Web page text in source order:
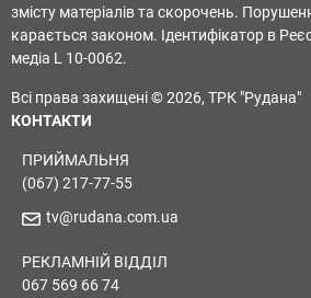
змісту матеріалів та скорочень.
карається законом. Ідентифікатор в
медіа L 10-0062.
Всі права захищені © 2026, ТРК "Рудана"
КОНТАКТИ
ПРИЙМАЛЬНЯ
(067) 217-77-55
tv@rudana.com.ua
РЕКЛАМНІЙ ВІДДІЛ
067 569 66 74